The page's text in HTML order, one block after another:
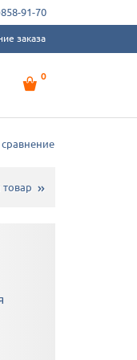
от 1 м, под заказ от 50
91-70
заказа
0
сравнение